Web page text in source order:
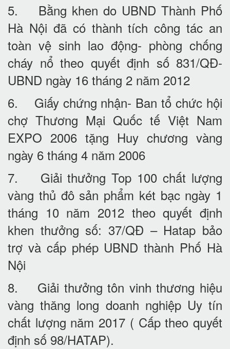
5. Bằng khen do UBND Thành Phố
Hà Nội đã có thành tích công tác an
toàn vệ sinh lao động- phòng chống
cháy nổ theo quyết định số 831/QĐ-
UBND ngày 16 tháng 2 năm 2012
6. Giấy chứng nhận- Ban tổ chức hội
chợ Thương Mại Quốc tế Việt Nam
EXPO 2006 tặng Huy chương vàng
ngày 6 tháng 4 năm 2006
7. Giải thưởng Top 100 chất lượng
vàng thủ đô sản phẩm két bạc ngày 1
tháng 10 năm 2012 theo quyết định
khen thưởng số: 37/QĐ – Hatap bảo
trợ và cấp phép UBND thành Phố Hà
Nội
8. Giải thưởng tôn vinh thương hiệu
vàng thăng long doanh nghiệp Uy tín
chất lượng năm 2017 ( Cấp theo quyết
định số 98/HATAP).